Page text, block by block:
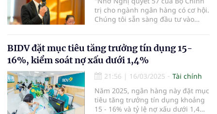
trị cho ngành ngân hàng có cơ hội.
Chúng tôi sẵn sàng đầu tư vào
thành viên HĐQT Ngân hàng TMCP
Eximbank nhấn mạnh.
BIDV đặt mục tiêu tăng trưởng tín dụng 15-
16%, kiểm soát nợ xấu dưới 1,4%
21:56 | 16/03/2025
Tài chính
Năm 2025, ngân hàng này đặt mục
tiêu tăng trưởng tín dụng khoảng
15 - 16% và tỷ lệ nợ xấu dưới 1,4%.